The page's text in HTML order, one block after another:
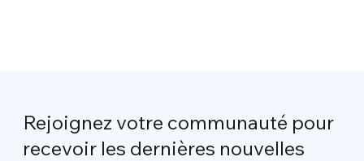
Rejoignez votre communauté pour
recevoir les dernières nouvelles